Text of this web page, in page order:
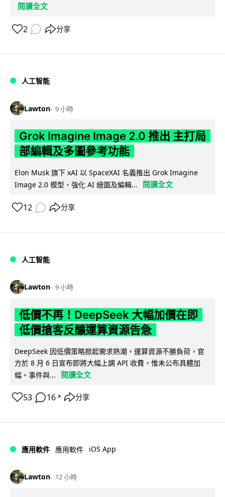
閱讀全文
2 分享
人工智能
Lawton 9 小時
Grok Imagine Image 2.0 推出 主打局
部編輯及多圖參考功能
Elon Musk 旗下 xAI 以 SpaceXAI 名義推出 Grok Imagine
Image 2.0 模型，強化 AI 繪圖及編輯...
閱讀全文
12 分享
人工智能
Lawton 9 小時
低價不再！DeepSeek 大幅加價在即
低價搶客反釀運算資源告急
DeepSeek 因低價策略掀起需求熱潮，運算資源不勝負荷，官
方於 8 月 6 日宣布即將大幅上調 API 收費，惟未公布具體加
幅。事件與...
閱讀全文
53 16 ↗ 分享
應用軟件 應用軟件 iOS App
Lawton 12 小時